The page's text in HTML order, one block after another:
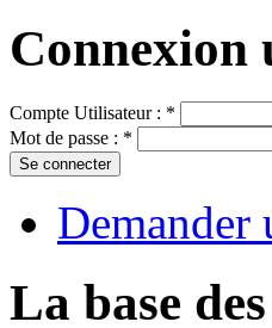
Connexion
Compte Utilisateur : *
Mot de passe : *
Demander
La base